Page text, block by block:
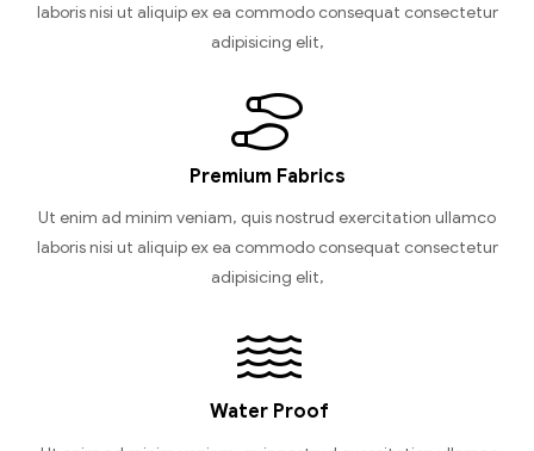
laboris nisi ut aliquip ex ea commodo consequat consectetur
adipisicing elit,
Premium Fabrics
Ut enim ad minim veniam, quis nostrud exercitation ullamco
laboris nisi ut aliquip ex ea commodo consequat consectetur
adipisicing elit,
Water Proof